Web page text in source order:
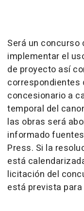
Será un concurso
implementar el
de proyecto así
correspondientes
concesionario a
temporal del
las obras será
informado
Press. Si la
está
licitación del
está prevista